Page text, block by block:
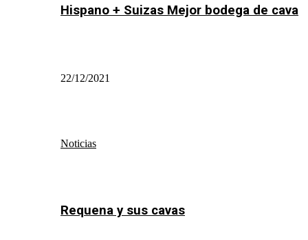
Hispano + Suizas Mejor bodega de cava
22/12/2021
Noticias
Requena y sus cavas